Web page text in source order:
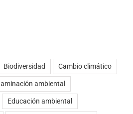
Biodiversidad Cambio climático
ambiental
Educación ambiental